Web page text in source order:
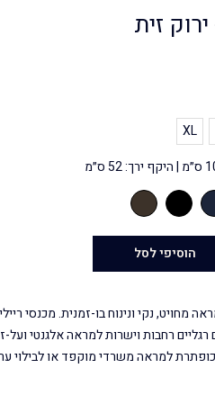
זית
XL
הוסיפי לסל
מחויט, נקי ונינוח בו-זמנית. מכנסי
רחבות וישרות למראה אלגנטי
למראה משרדי מוקפד או לבילוי